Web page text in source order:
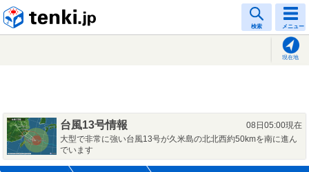
検索 メニュー
現在地
台風13号情報
08日05:00現在
大型で非常に強い台風13号が久米島の北北西約50kmを南に進ん
でいます